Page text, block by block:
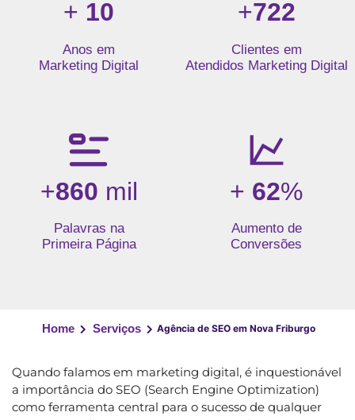
+ 10
Anos em
Marketing Digital
+722
Clientes em
Atendidos Marketing Digital
+860 mil
Palavras na
Primeira Página
+ 62%
Aumento de
Conversões
Home Serviços Agência de SEO em Nova Friburgo
Quando falamos em marketing digital, é inquestionável
a importância do SEO (Search Engine Optimization)
como ferramenta central para o sucesso de qualquer